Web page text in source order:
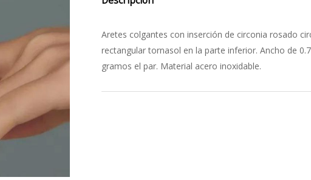
Aretes colgantes con inserción de circonia rosado
rectangular tornasol en la parte inferior. Ancho de
gramos el par. Material acero inoxidable.